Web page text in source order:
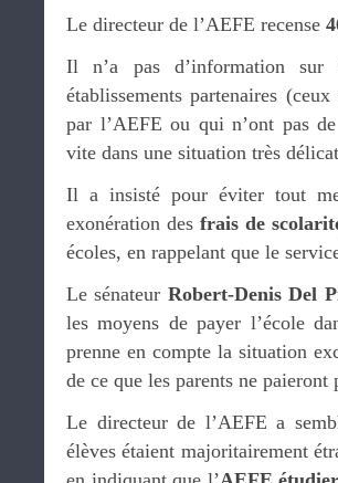
Le directeur de l’AEFE recense
Il n’a pas d’information
établissements partenaires
par l’AEFE ou qui n’ont pas
vite dans une situation très
Il a insisté pour éviter tout
exonération desfrais de
écoles, en rappelant que le
Le sénateur Robert-Denis Del
les moyens de payer l’école
prenne en compte la situation
de ce que les parents ne paieront
Le directeur de l’AEFE a
élèves étaient majoritairement